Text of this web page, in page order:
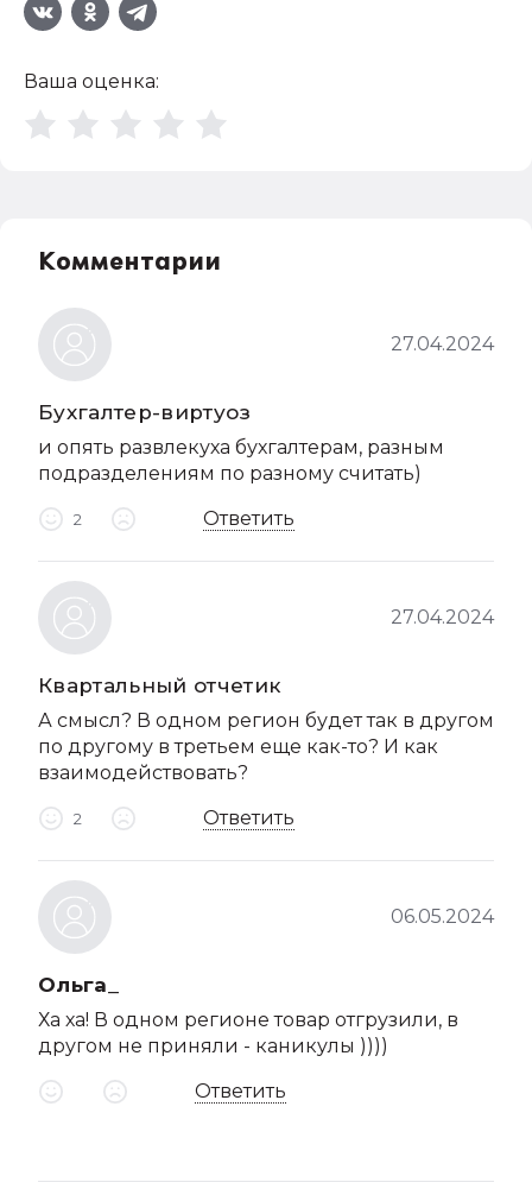
Ваша оценка:
Комментарии
Бухгалтер-виртуоз
27.04.2024
и опять развлекуха бухгалтерам, разным
подразделениям по разному считать)
2 Ответить
Квартальный отчетик
27.04.2024
А смысл? В одном регион будет так в другом
по другому в третьем еще как-то? И как
взаимодействовать?
2 Ответить
Ольга_
06.05.2024
Ха ха! В одном регионе товар отгрузили, в
другом не приняли - каникулы ))))
Ответить